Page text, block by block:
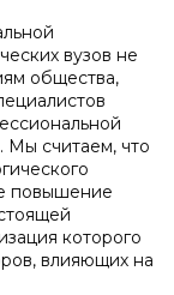
вузов не
общества,
Мы считаем, что
повышение
которого
влияющих на